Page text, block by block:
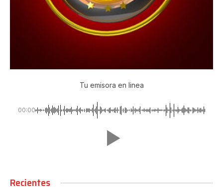
Tu emisora en linea
00:00
Recientes